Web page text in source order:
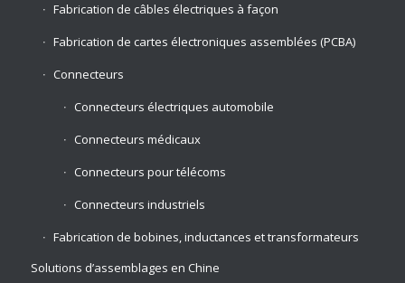
Fabrication de câbles électriques à façon
Fabrication de cartes électroniques assemblées (PCBA)
Connecteurs
Connecteurs électriques automobile
Connecteurs médicaux
Connecteurs pour télécoms
Connecteurs industriels
Fabrication de bobines, inductances et transformateurs
Solutions d’assemblages en Chine